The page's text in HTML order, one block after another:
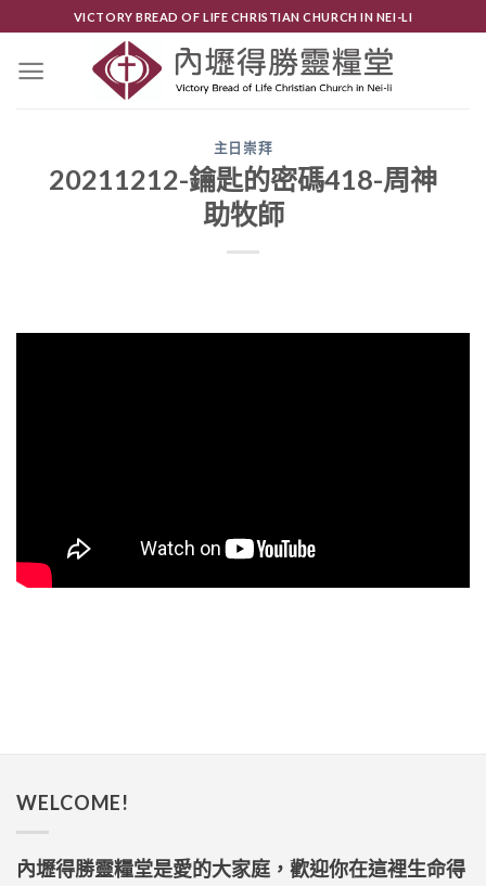
content
VICTORY BREAD OF LIFE CHRISTIAN CHURCH IN NEI-LI
主日崇拜
20211212-鑰匙的密碼418-周神
助牧師
WELCOME!
內壢得勝靈糧堂是愛的大家庭，歡迎你在這裡生命得